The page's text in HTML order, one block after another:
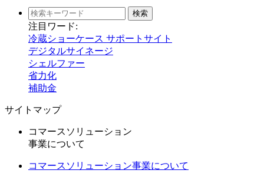
検索
注目ワード:
冷蔵ショーケース サポートサイト
デジタルサイネージ
シェルファー
省力化
補助金
サイトマップ
コマースソリューション
事業について
コマースソリューション事業について